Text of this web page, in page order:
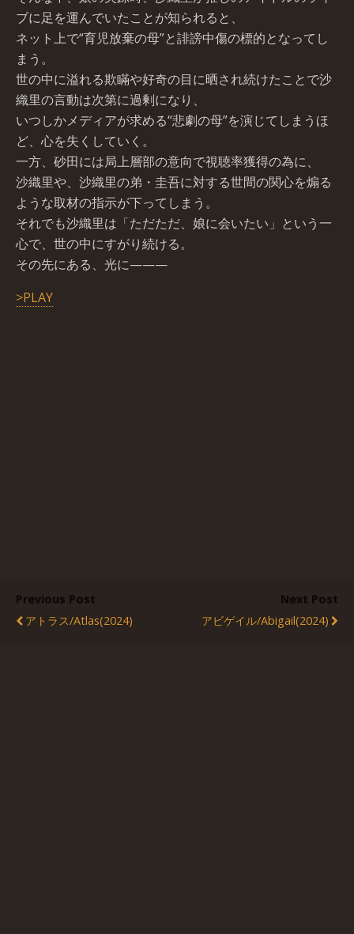
ブに足を運んでいたことが知られると、
ネット上で“育児放棄の母”と誹謗中傷の標的となってし
まう。
世の中に溢れる欺瞞や好奇の目に晒され続けたことで沙
織里の言動は次第に過剰になり、
いつしかメディアが求める“悲劇の母”を演じてしまうほ
ど、心を失くしていく。
一方、砂田には局上層部の意向で視聴率獲得の為に、
沙織里や、沙織里の弟・圭吾に対する世間の関心を煽る
ような取材の指示が下ってしまう。
それでも沙織里は「ただただ、娘に会いたい」という一
心で、世の中にすがり続ける。
その先にある、光に———
>PLAY
Previous Post
アトラス/Atlas(2024)
Next Post
アビゲイル/Abigail(2024)